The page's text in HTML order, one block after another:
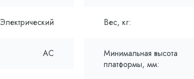
Электрический
AC
Вес, кг:
Минимальная высота
платформы, мм: